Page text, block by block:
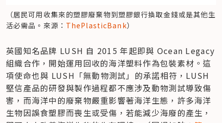
（居民可用收集來的塑膠廢棄物到塑膠銀行換取金錢或是其他生
活必需品。來源： ThePlasticBank）
英國知名品牌 LUSH 自 2015 年起即與 Ocean Legacy
組織合作，開始運用回收的海洋塑料作為包裝素材。這
項使命也與 LUSH「無動物測試」的承諾相符，LUSH
堅信產品的研發與製作過程都不應涉及動物測試導致傷
害，而海洋中的廢棄物嚴重影響著海洋生態，許多海洋
生物因誤食塑膠而喪生或受傷，若能減少海廢的產生，